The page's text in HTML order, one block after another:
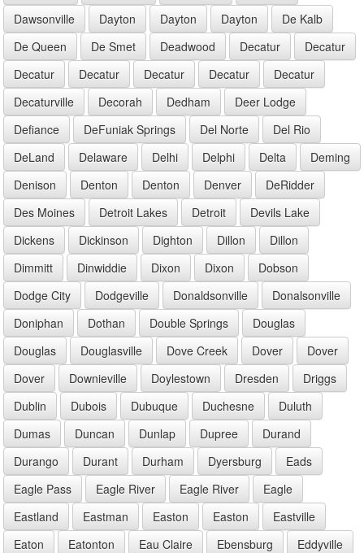
Dawsonville
Dayton Dayton Dayton
De Kalb
De Queen
De Smet Deadwood Decatur
Decatur
Decatur
Decatur Decatur Decatur
Decatur
Decaturville
Decorah Dedham
Deer Lodge
Defiance
DeFuniak Springs Del Norte
Del Rio
DeLand
Delaware Delhi Delphi Delta
Deming
Denison
Denton Denton Denver
DeRidder
Des Moines
Detroit Lakes Detroit
Devils Lake
Dickens
Dickinson Dighton Dillon
Dillon
Dimmitt
Dinwiddie Dixon Dixon
Dobson
Dodge City
Dodgeville Donaldsonville
Donalsonville
Doniphan
Dothan Double Springs
Douglas
Douglas
Douglasville Dove Creek Dover
Dover
Dover
Downieville Doylestown Dresden
Driggs
Dublin
Dubois Dubuque Duchesne
Duluth
Dumas
Duncan Dunlap Dupree
Durand
Durango
Durant Durham Dyersburg
Eads
Eagle Pass
Eagle River Eagle River
Eagle
Eastland
Eastman Easton Easton
Eastville
Eaton
Eatonton Eau Claire Ebensburg
Eddyville